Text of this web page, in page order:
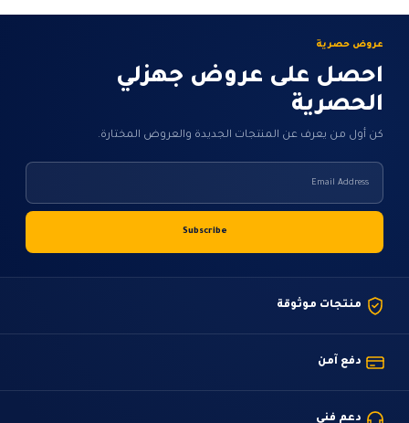
عروض حصرية
احصل على عروض جهزلي
الحصرية
كن أول من يعرف عن المنتجات الجديدة والعروض المختارة.
منتجات موثوقة
دفع آمن
دعم فني